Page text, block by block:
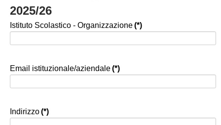
2025/26
Istituto Scolastico - Organizzazione(*)
Email istituzionale/aziendale(*)
Indirizzo(*)